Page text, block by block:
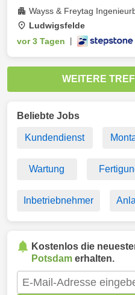
Wayss & Freytag
Ludwigsfelde
vor 3 Tagen
WEITERE
Beliebte Jobs
Kundendienst
Wartung
Inbetriebnehmer
Kostenlos die
Potsdam erhalten.